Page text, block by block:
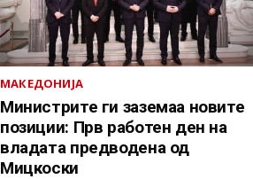
МАКЕДОНИЈА
Министрите ги заземаа новите
позиции: Прв работен ден на
владата предводена од
Мицкоски